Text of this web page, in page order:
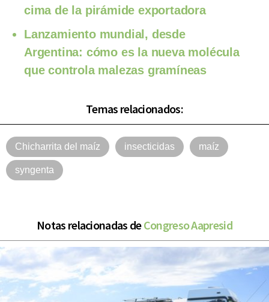
cima de la pirámide exportadora
Lanzamiento mundial, desde
Argentina: cómo es la nueva molécula
que controla malezas gramíneas
Temas relacionados:
Chicharrita del maíz insecticidas maíz
syngenta
Notas relacionadas deCongreso Aapresid